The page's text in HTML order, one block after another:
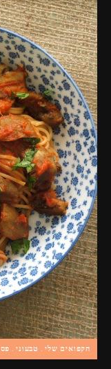
הקפואים שלי טבעוני